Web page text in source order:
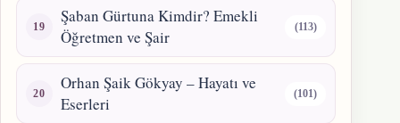
Şaban Gürtuna Kimdir? Emekli
Öğretmen ve Şair
(113)
Orhan Şaik Gökyay – Hayatı ve
Eserleri
(101)